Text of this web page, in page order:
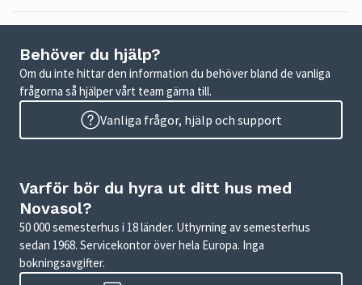
Behöver du hjälp?
Om du inte hittar den information du behöver bland de vanliga
frågorna så hjälper vårt team gärna till.
Vanliga frågor, hjälp och support
Varför bör du hyra ut ditt hus med
Novasol?
50 000 semesterhus i 18 länder. Uthyrning av semesterhus
sedan 1968. Servicekontor över hela Europa. Inga
bokningsavgifter.